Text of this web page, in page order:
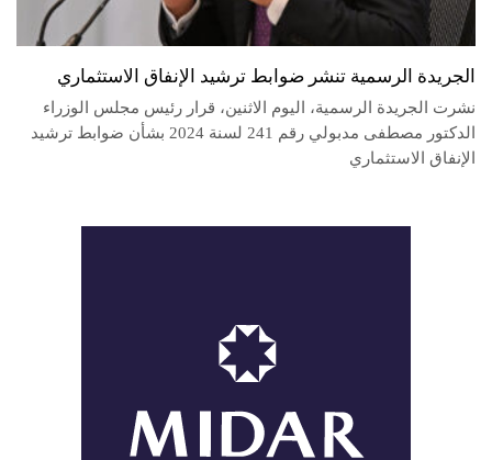
الجريدة الرسمية تنشر ضوابط ترشيد الإنفاق الاستثماري
نشرت الجريدة الرسمية، اليوم الاثنين، قرار رئيس مجلس الوزراء
الدكتور مصطفى مدبولي رقم 241 لسنة 2024 بشأن ضوابط ترشيد
الإنفاق الاستثماري